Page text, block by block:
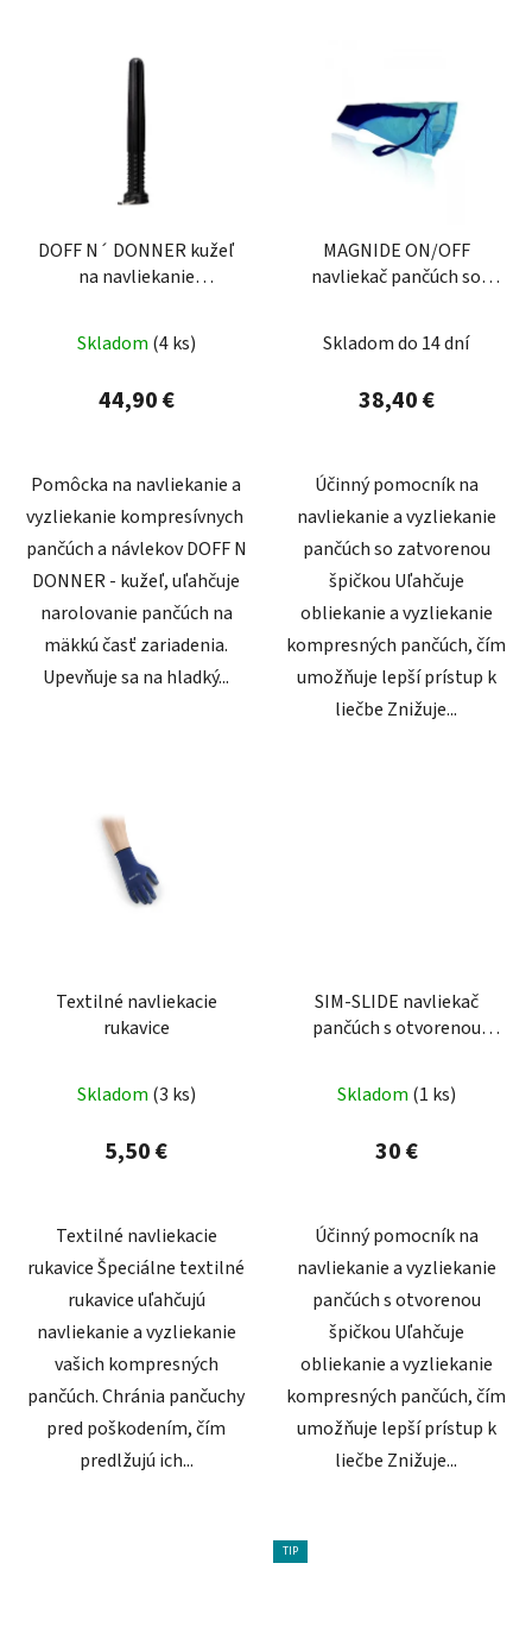
DOFF N´ DONNER kužeľ
na navliekanie
Skladom (4 ks)
44,90 €
Pomôcka na navliekanie a
vyzliekanie kompresívnych
pančúch a návlekov DOFF N
DONNER - kužeľ, uľahčuje
narolovanie pančúch na
mäkkú časť zariadenia.
Upevňuje sa na hladký...
MAGNIDE ON/OFF
navliekač pančúch so
Skladom do 14 dní
38,40 €
Účinný pomocník na
navliekanie a vyzliekanie
pančúch so zatvorenou
špičkou Uľahčuje
obliekanie a vyzliekanie
kompresných pančúch, čím
umožňuje lepší prístup k
liečbe Znižuje...
Textilné navliekacie
rukavice
Skladom (3 ks)
5,50 €
Textilné navliekacie
rukavice Špeciálne textilné
rukavice uľahčujú
navliekanie a vyzliekanie
vašich kompresných
pančúch. Chránia pančuchy
pred poškodením, čím
predlžujú ich...
SIM-SLIDE navliekač
pančúch s otvorenou
Skladom (1 ks)
30 €
Účinný pomocník na
navliekanie a vyzliekanie
pančúch s otvorenou
špičkou Uľahčuje
obliekanie a vyzliekanie
kompresných pančúch, čím
umožňuje lepší prístup k
liečbe Znižuje...
TIP